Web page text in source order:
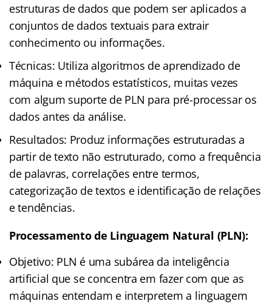
estruturas de dados que podem ser aplicados a
conjuntos de dados textuais para extrair
conhecimento ou informações.
Técnicas: Utiliza algoritmos de aprendizado de
máquina e métodos estatísticos, muitas vezes
com algum suporte de PLN para pré-processar os
dados antes da análise.
Resultados: Produz informações estruturadas a
partir de texto não estruturado, como a frequência
de palavras, correlações entre termos,
categorização de textos e identificação de relações
e tendências.
Processamento de Linguagem Natural (PLN):
Objetivo: PLN é uma subárea da inteligência
artificial que se concentra em fazer com que as
máquinas entendam e interpretem a linguagem